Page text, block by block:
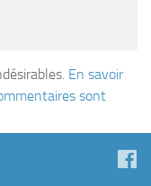
En savoir
sont